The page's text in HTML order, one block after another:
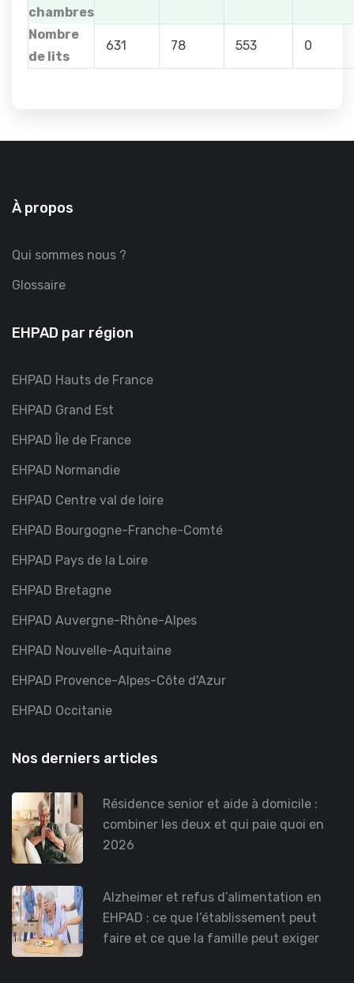
chambres
Nombre
de lits
631 78 553 0
À propos
Qui sommes nous ?
Glossaire
EHPAD par région
EHPAD Hauts de France
EHPAD Grand Est
EHPAD Île de France
EHPAD Normandie
EHPAD Centre val de loire
EHPAD Bourgogne-Franche-Comté
EHPAD Pays de la Loire
EHPAD Bretagne
EHPAD Auvergne-Rhône-Alpes
EHPAD Nouvelle-Aquitaine
EHPAD Provence-Alpes-Côte d'Azur
EHPAD Occitanie
Nos derniers articles
Résidence senior et aide à domicile :
combiner les deux et qui paie quoi en
2026
Alzheimer et refus d’alimentation en
EHPAD : ce que l’établissement peut
faire et ce que la famille peut exiger